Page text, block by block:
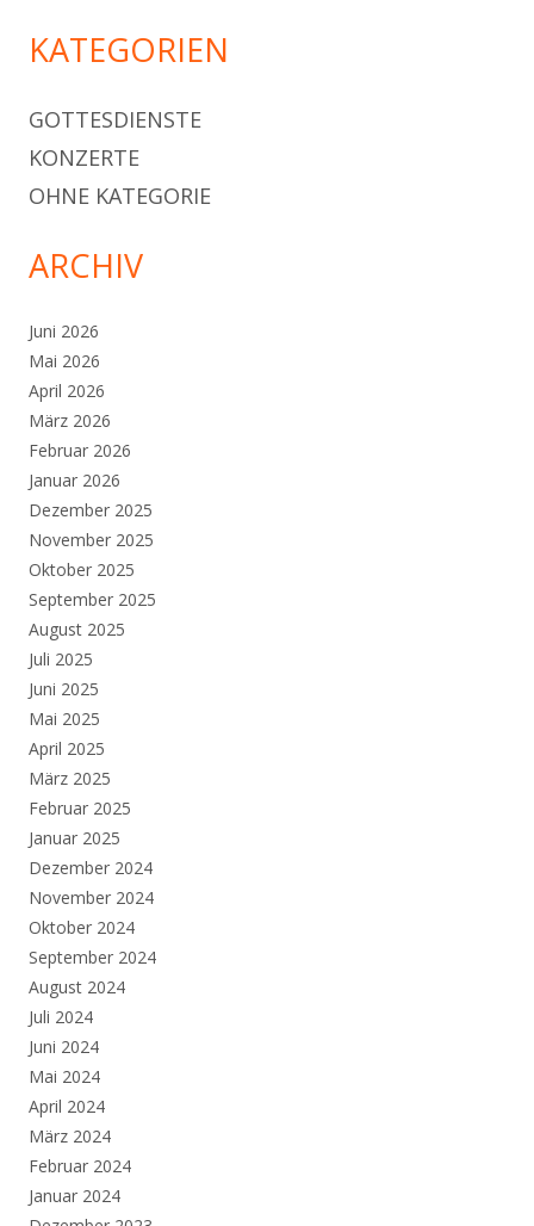
KATEGORIEN
GOTTESDIENSTE
KONZERTE
OHNE KATEGORIE
ARCHIV
Juni 2026
Mai 2026
April 2026
März 2026
Februar 2026
Januar 2026
Dezember 2025
November 2025
Oktober 2025
September 2025
August 2025
Juli 2025
Juni 2025
Mai 2025
April 2025
März 2025
Februar 2025
Januar 2025
Dezember 2024
November 2024
Oktober 2024
September 2024
August 2024
Juli 2024
Juni 2024
Mai 2024
April 2024
März 2024
Februar 2024
Januar 2024